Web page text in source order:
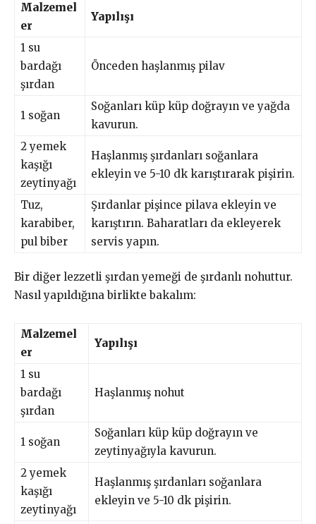
Malzemel
er
Yapılışı
1 su
bardağı
şırdan
Önceden haşlanmış pilav
1 soğan
Soğanları küp küp doğrayın ve yağda
kavurun.
2 yemek
kaşığı
zeytinyağı
Haşlanmış şırdanları soğanlara
ekleyin ve 5-10 dk karıştırarak pişirin.
Tuz,
karabiber,
pul biber
Şırdanlar pişince pilava ekleyin ve
karıştırın. Baharatları da ekleyerek
servis yapın.
Bir diğer lezzetli şırdan yemeği de şırdanlı nohuttur.
Nasıl yapıldığına birlikte bakalım:
Malzemel
er
Yapılışı
1 su
bardağı
şırdan
Haşlanmış nohut
1 soğan
Soğanları küp küp doğrayın ve
zeytinyağıyla kavurun.
2 yemek
kaşığı
zeytinyağı
Haşlanmış şırdanları soğanlara
ekleyin ve 5-10 dk pişirin.